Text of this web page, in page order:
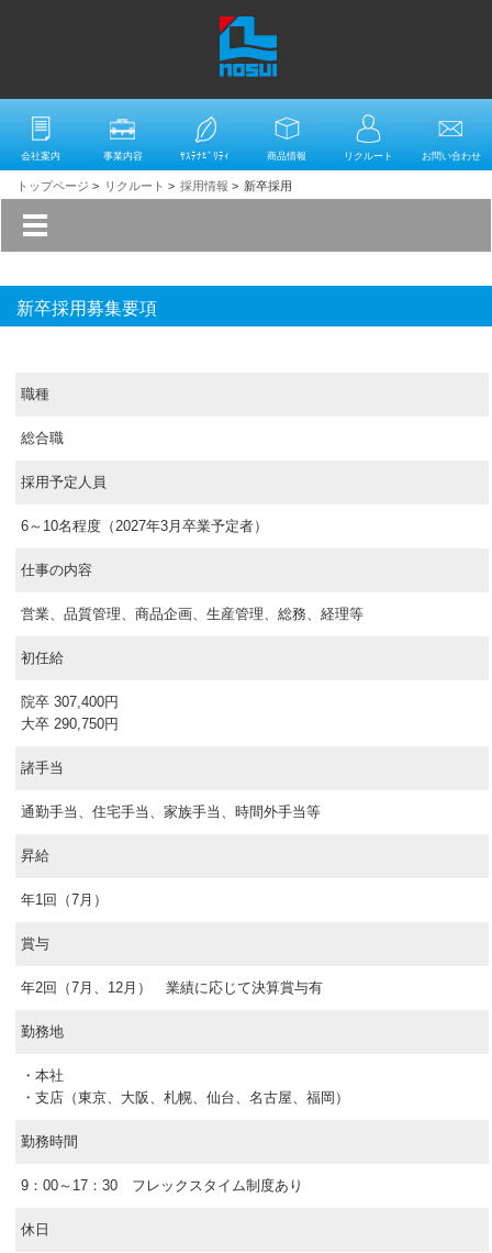
会社案内 事業内容 ｻｽﾃﾅﾋﾞﾘﾃｨ 商品情報 リクルート お問い合わせ
トップページ > リクルート > 採用情報 > 新卒採用
新卒採用募集要項
職種
総合職
採用予定人員
6～10名程度（2027年3月卒業予定者）
仕事の内容
営業、品質管理、商品企画、生産管理、総務、経理等
初任給
院卒 307,400円
大卒 290,750円
諸手当
通勤手当、住宅手当、家族手当、時間外手当等
昇給
年1回（7月）
賞与
年2回（7月、12月） 業績に応じて決算賞与有
勤務地
・本社
・支店（東京、大阪、札幌、仙台、名古屋、福岡）
勤務時間
9：00～17：30 フレックスタイム制度あり
休日